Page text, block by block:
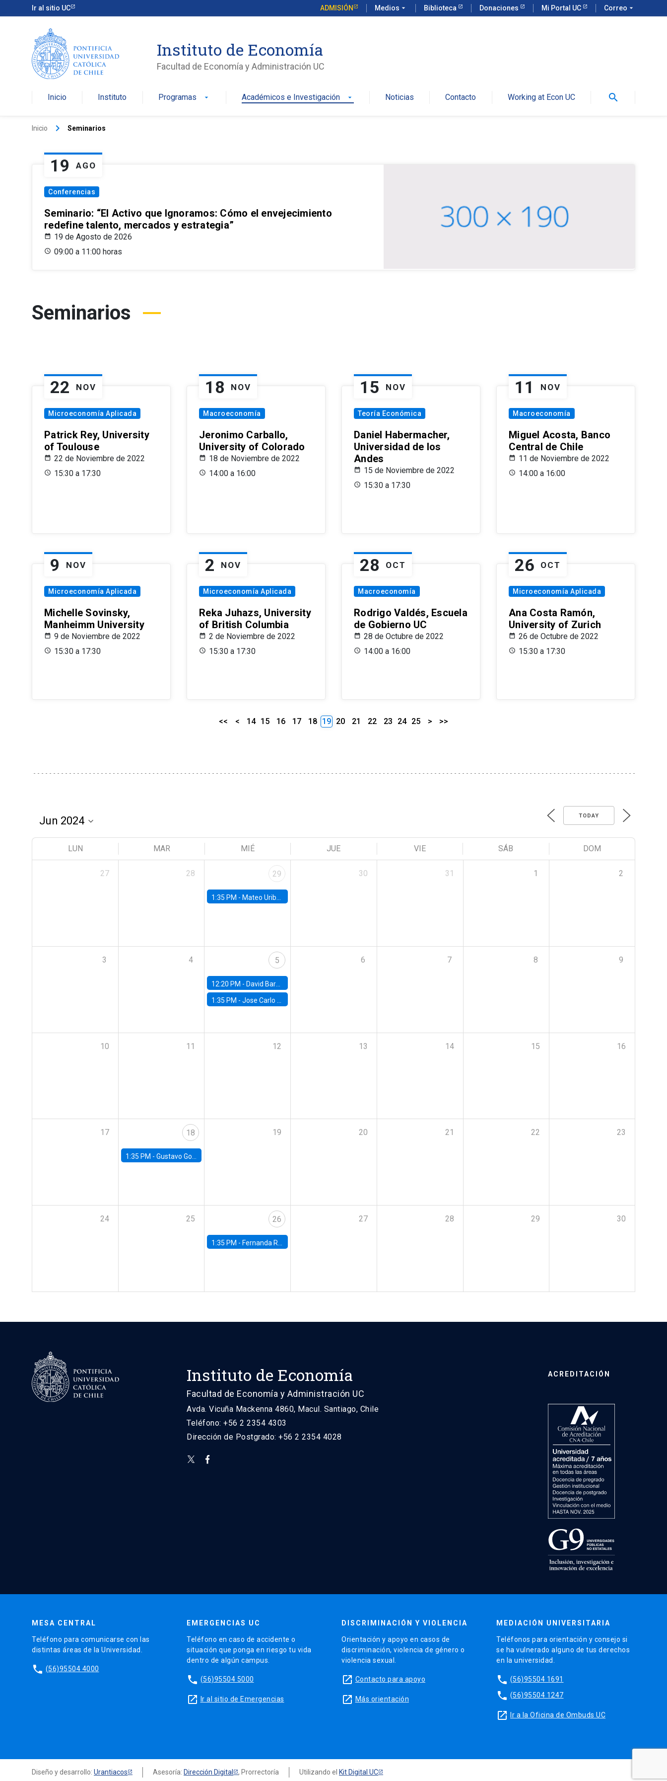
Ir al sitio UC ADMISIÓN Medios arrow_drop_down Biblioteca Donaciones Mi Portal UC Correo arrow_drop_down
Instituto de Economía
Facultad de Economía y Administración UC
Inicio Instituto Programas arrow_drop_down Académicos e Investigación arrow_drop_down Noticias Contacto Working at Econ UC search
Inicio keyboard_arrow_right Seminarios
19 AGO
Conferencias
Seminario: “El Activo que Ignoramos: Cómo el envejecimiento
redefine talento, mercados y estrategia”
19 de Agosto de 2026
09:00 a 11:00 horas
Seminarios
22 NOV
Microeconomía Aplicada
Patrick Rey, University
of Toulouse
22 de Noviembre de 2022
15:30 a 17:30
18 NOV
Macroeconomía
Jeronimo Carballo,
University of Colorado
18 de Noviembre de 2022
14:00 a 16:00
15 NOV
Teoría Económica
Daniel Habermacher,
Universidad de los
Andes
15 de Noviembre de 2022
15:30 a 17:30
11 NOV
Macroeconomía
Miguel Acosta, Banco
Central de Chile
11 de Noviembre de 2022
14:00 a 16:00
9 NOV
Microeconomía Aplicada
Michelle Sovinsky,
Manheimm University
9 de Noviembre de 2022
15:30 a 17:30
2 NOV
Microeconomía Aplicada
Reka Juhazs, University
of British Columbia
2 de Noviembre de 2022
15:30 a 17:30
28 OCT
Macroeconomía
Rodrigo Valdés, Escuela
de Gobierno UC
28 de Octubre de 2022
14:00 a 16:00
26 OCT
Microeconomía Aplicada
Ana Costa Ramón,
University of Zurich
26 de Octubre de 2022
15:30 a 17:30
<< < 14 15 16 17 18 19 20 21 22 23 24 25 > >>
TODAY
LUN MAR MIÉ JUE VIE SÁB DOM
27 28 29
1:35 PM - Mateo Uribe-Castro, Universidad de los Andes (Colombia)
30 31 1 2
3 4 5
12:20 PM - David Bardey, Universidad de los Andes - CEDE
1:35 PM -Jose Carlo Bermudez, UC (ME) & World Bank
6 7 8 9
10 11 12 13 14 15 16
17 18
1:35 PM - Gustavo González, Banco Central de Chile
19 20 21 22 23
24 25 26
1:35 PM - Fernanda Rojas Ampuero, University of Wisconsin-Madison
27 28 29 30
Instituto de Economía
Facultad de Economía y Administración UC
Avda. Vicuña Mackenna 4860, Macul. Santiago, Chile
Teléfono: +56 2 2354 4303
Dirección de Postgrado: +56 2 2354 4028
ACREDITACIÓN
MESA CENTRAL
Teléfono para comunicarse con las
distintas áreas de la Universidad.
phone (56)95504 4000
EMERGENCIAS UC
Teléfono en caso de accidente o
situación que ponga en riesgo tu vida
dentro de algún campus.
phone (56)95504 5000
launch Ir al sitio de Emergencias
DISCRIMINACIÓN Y VIOLENCIA
Orientación y apoyo en casos de
discriminación, violencia de género o
violencia sexual.
launch Contacto para apoyo
launch Más orientación
MEDIACIÓN UNIVERSITARIA
Teléfonos para orientación y consejo si
se ha vulnerado alguno de tus derechos
en la universidad.
phone (56)95504 1691
phone (56)95504 1247
launch Ir a la Oficina de Ombuds UC
Diseño y desarrollo: Urantiacos Asesoría: Dirección Digital , Prorrectoría Utilizando el Kit Digital UC